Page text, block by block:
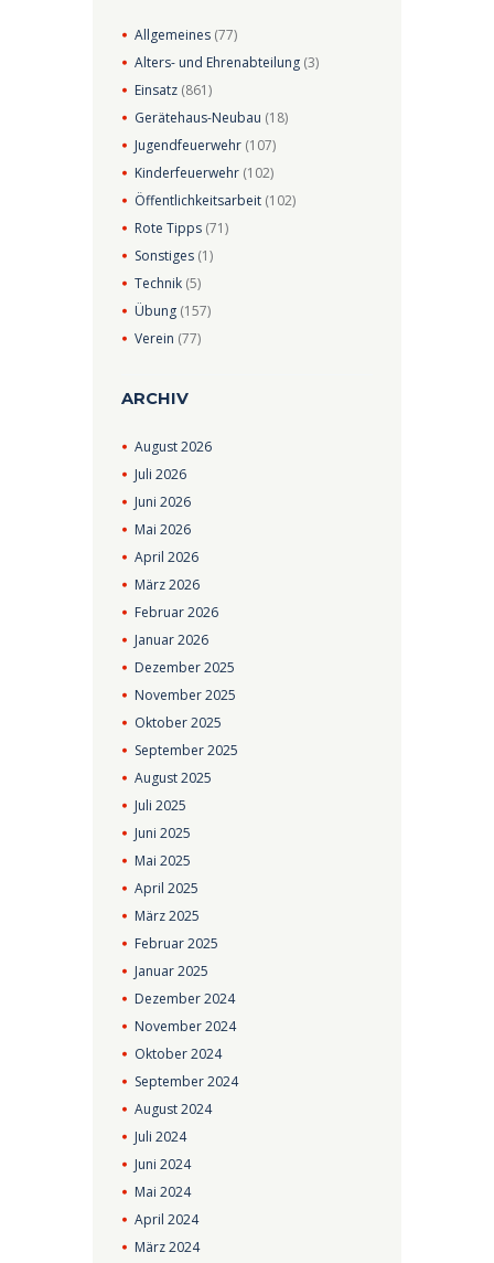
Allgemeines (77)
Alters- und Ehrenabteilung (3)
Einsatz (861)
Gerätehaus-Neubau (18)
Jugendfeuerwehr (107)
Kinderfeuerwehr (102)
Öffentlichkeitsarbeit (102)
Rote Tipps (71)
Sonstiges (1)
Technik (5)
Übung (157)
Verein (77)
ARCHIV
August2026
Juli2026
Juni2026
Mai2026
April2026
März2026
Februar2026
Januar2026
Dezember2025
November2025
Oktober2025
September2025
August2025
Juli2025
Juni2025
Mai2025
April2025
März2025
Februar2025
Januar2025
Dezember2024
November2024
Oktober2024
September2024
August2024
Juli2024
Juni2024
Mai2024
April2024
März2024